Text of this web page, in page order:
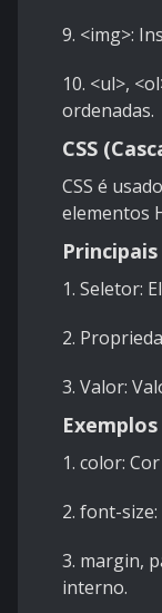
9. <img>:
10. <ul>,
ordenadas.
CSS
CSS é
elementos
Principais
1. Seletor:
2.
3. Valor:
1. color:
2. font-
3. margin,
interno.